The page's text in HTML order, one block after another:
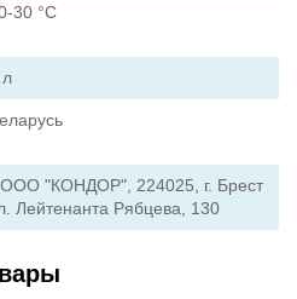
30 °C
л
"КОНДОР", 224025, г. Брест
Лейтенанта Рябцева, 130